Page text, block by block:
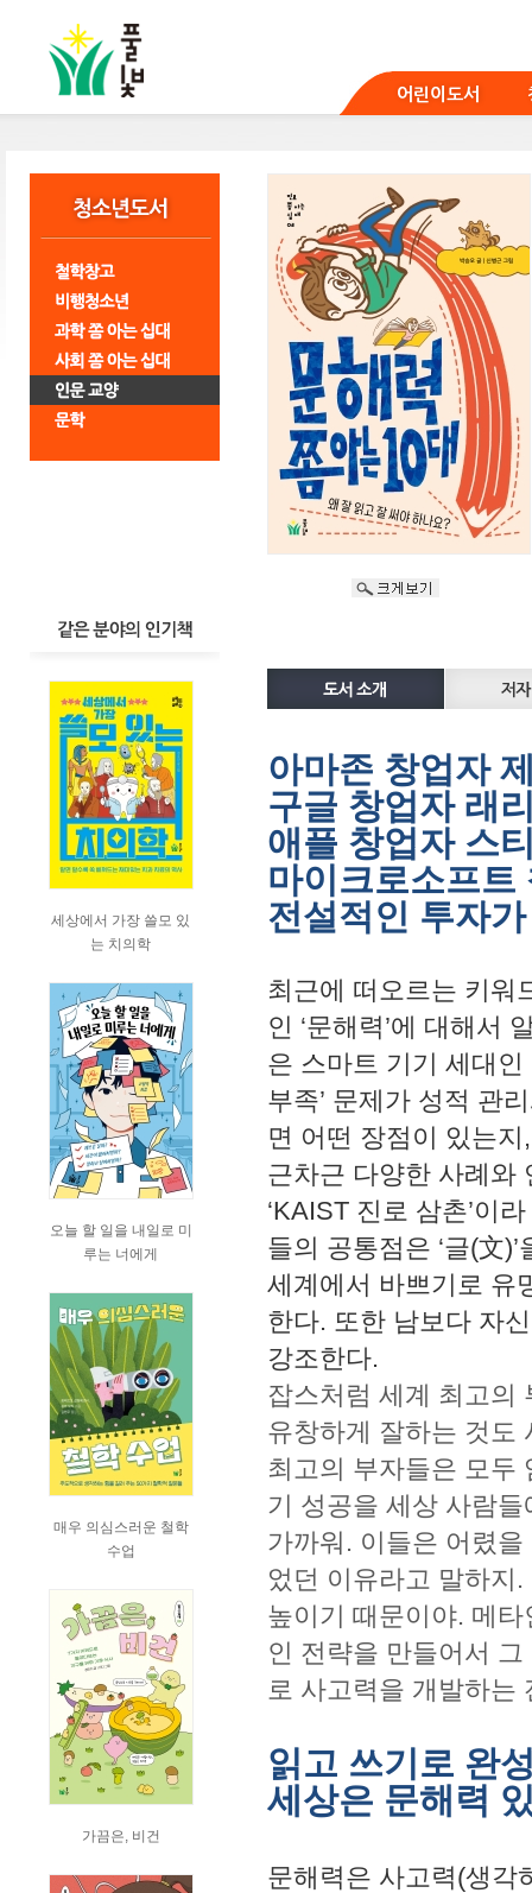
어린이도서
세상에서 가장 쓸모 있
는 치의학
오늘 할 일을 내일로 미
루는 너에게
매우 의심스러운 철학
수업
가끔은, 비건
아마존 창업자
구글 창업자 래
애플 창업자 스
마이크로소프트
전설적인 투자
최근에 떠오르는 키워
인 ‘문해력’에 대해서
은 스마트 기기 세대
부족’ 문제가 성적 관
면 어떤 장점이 있는
근차근 다양한 사례와
‘KAIST 진로 삼촌’이
들의 공통점은 ‘글(文
세계에서 바쁘기로 유
한다. 또한 남보다 자
강조한다.
잡스처럼 세계 최고의
유창하게 잘하는 것도
최고의 부자들은 모두
기 성공을 세상 사람
가까워. 이들은 어렸
었던 이유라고 말하지.
높이기 때문이야. 메
인 전략을 만들어서
로 사고력을 개발하는
읽고 쓰기로 완
세상은 문해력
문해력은 사고력(생각